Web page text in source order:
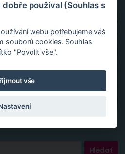
používal (Souhlas s
webu potřebujeme váš
souborů cookies. Souhlas
"Povolit vše".
vše